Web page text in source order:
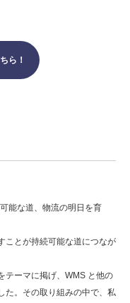
ら！
能な道、物流の明日を育
ことが持続可能な道につなが
テーマに掲げ、WMS と他の
た。その取り組みの中で、私